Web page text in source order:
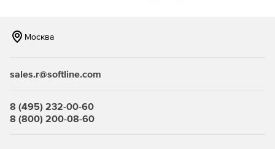
Возможность использования в различных средах
Поддержка службы компонентов COM+.
Москва
sales.r@softline.com
8 (495) 232-00-60
8 (800) 200-08-60